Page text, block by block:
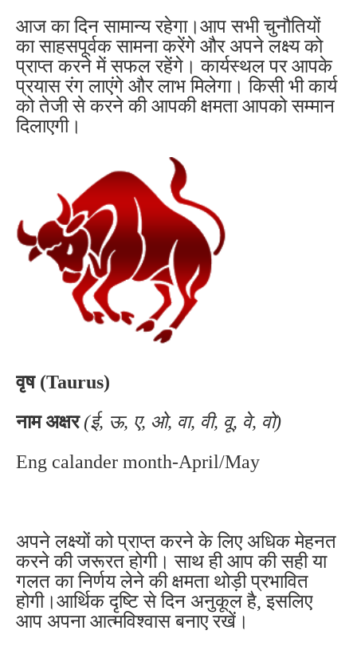
आज का दिन सामान्य रहेगा।आप सभी चुनौतियों
का साहसपूर्वक सामना करेंगे और अपने लक्ष्य को
प्राप्त करने में सफल रहेंगे। कार्यस्थल पर आपके
प्रयास रंग लाएंगे और लाभ मिलेगा। किसी भी कार्य
को तेजी से करने की आपकी क्षमता आपको सम्मान
दिलाएगी।
वृष (Taurus)
नाम अक्षर (ई, ऊ, ए, ओ, वा, वी, वू, वे, वो)
Eng calander month-April/May
अपने लक्ष्यों को प्राप्त करने के लिए अधिक मेहनत
करने की जरूरत होगी। साथ ही आप की सही या
गलत का निर्णय लेने की क्षमता थोड़ी प्रभावित
होगी।आर्थिक दृष्टि से दिन अनुकूल है, इसलिए
आप अपना आत्मविश्वास बनाए रखें।